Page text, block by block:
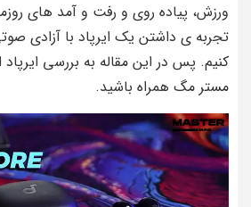
ورزش، پیاده روی و رفت و آمد های
تجربه ی داشتن یک ایرپاد با آزادی
مستر مگ همراه باشید.